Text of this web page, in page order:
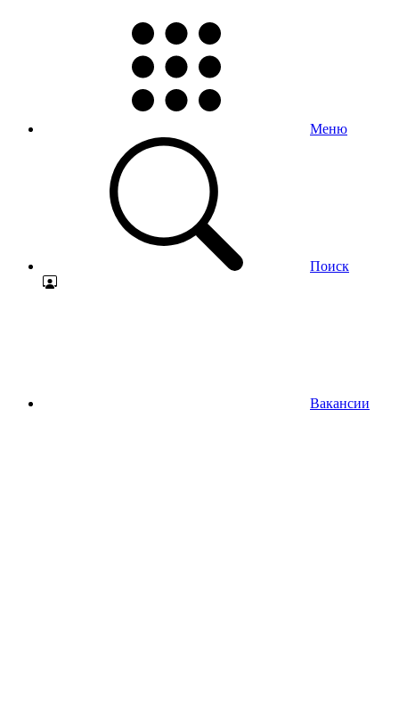
Меню
Поиск
Вакансии